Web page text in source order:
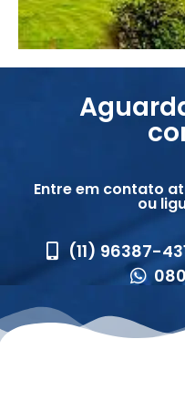
Entre em contato
ou
(11) 96387-